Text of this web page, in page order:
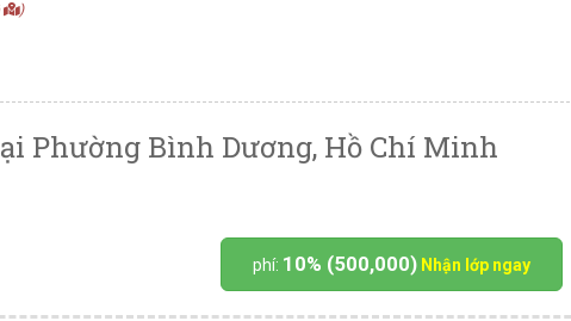
)
Phường Bình Dương, Hồ Chí Minh
phí: 10% (500,000) Nhận lớp ngay